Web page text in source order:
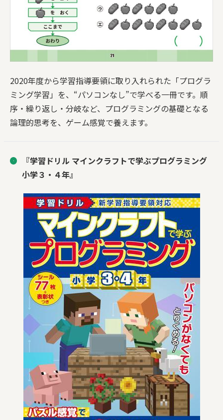
2020年度から学習指導要領に取り入れられた「プログラ
ミング学習」を、“パソコンなし”で学べる一冊です。順
序・繰り返し・分岐など、プログラミングの基礎となる
論理的思考を、ゲーム感覚で養えます。
『学習ドリル マインクラフトで学ぶプログラミング
小学３・４年』